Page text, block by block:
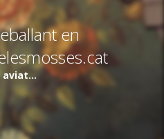
en
aviat...